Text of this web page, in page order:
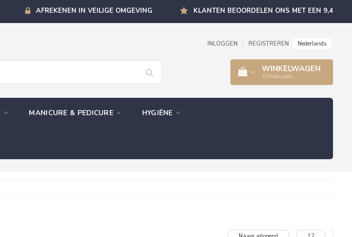
AFREKENEN IN VEILIGE OMGEVING KLANTEN BEOORDELEN ONS MET EEN 9,4
INLOGGEN REGISTREREN Nederlands
WINKELWAGEN
0 Producten
MANICURE & PEDICURE HYGIËNE